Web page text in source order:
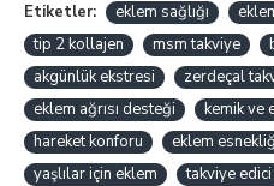
Etiketler: eklem sağlığı
tip 2 kollajen
msm takviye
akgünlük ekstresi
zerdeçal
eklem ağrısı desteği
kemik ve
hareket konforu
eklem
yaşlılar için eklem
takviye edici